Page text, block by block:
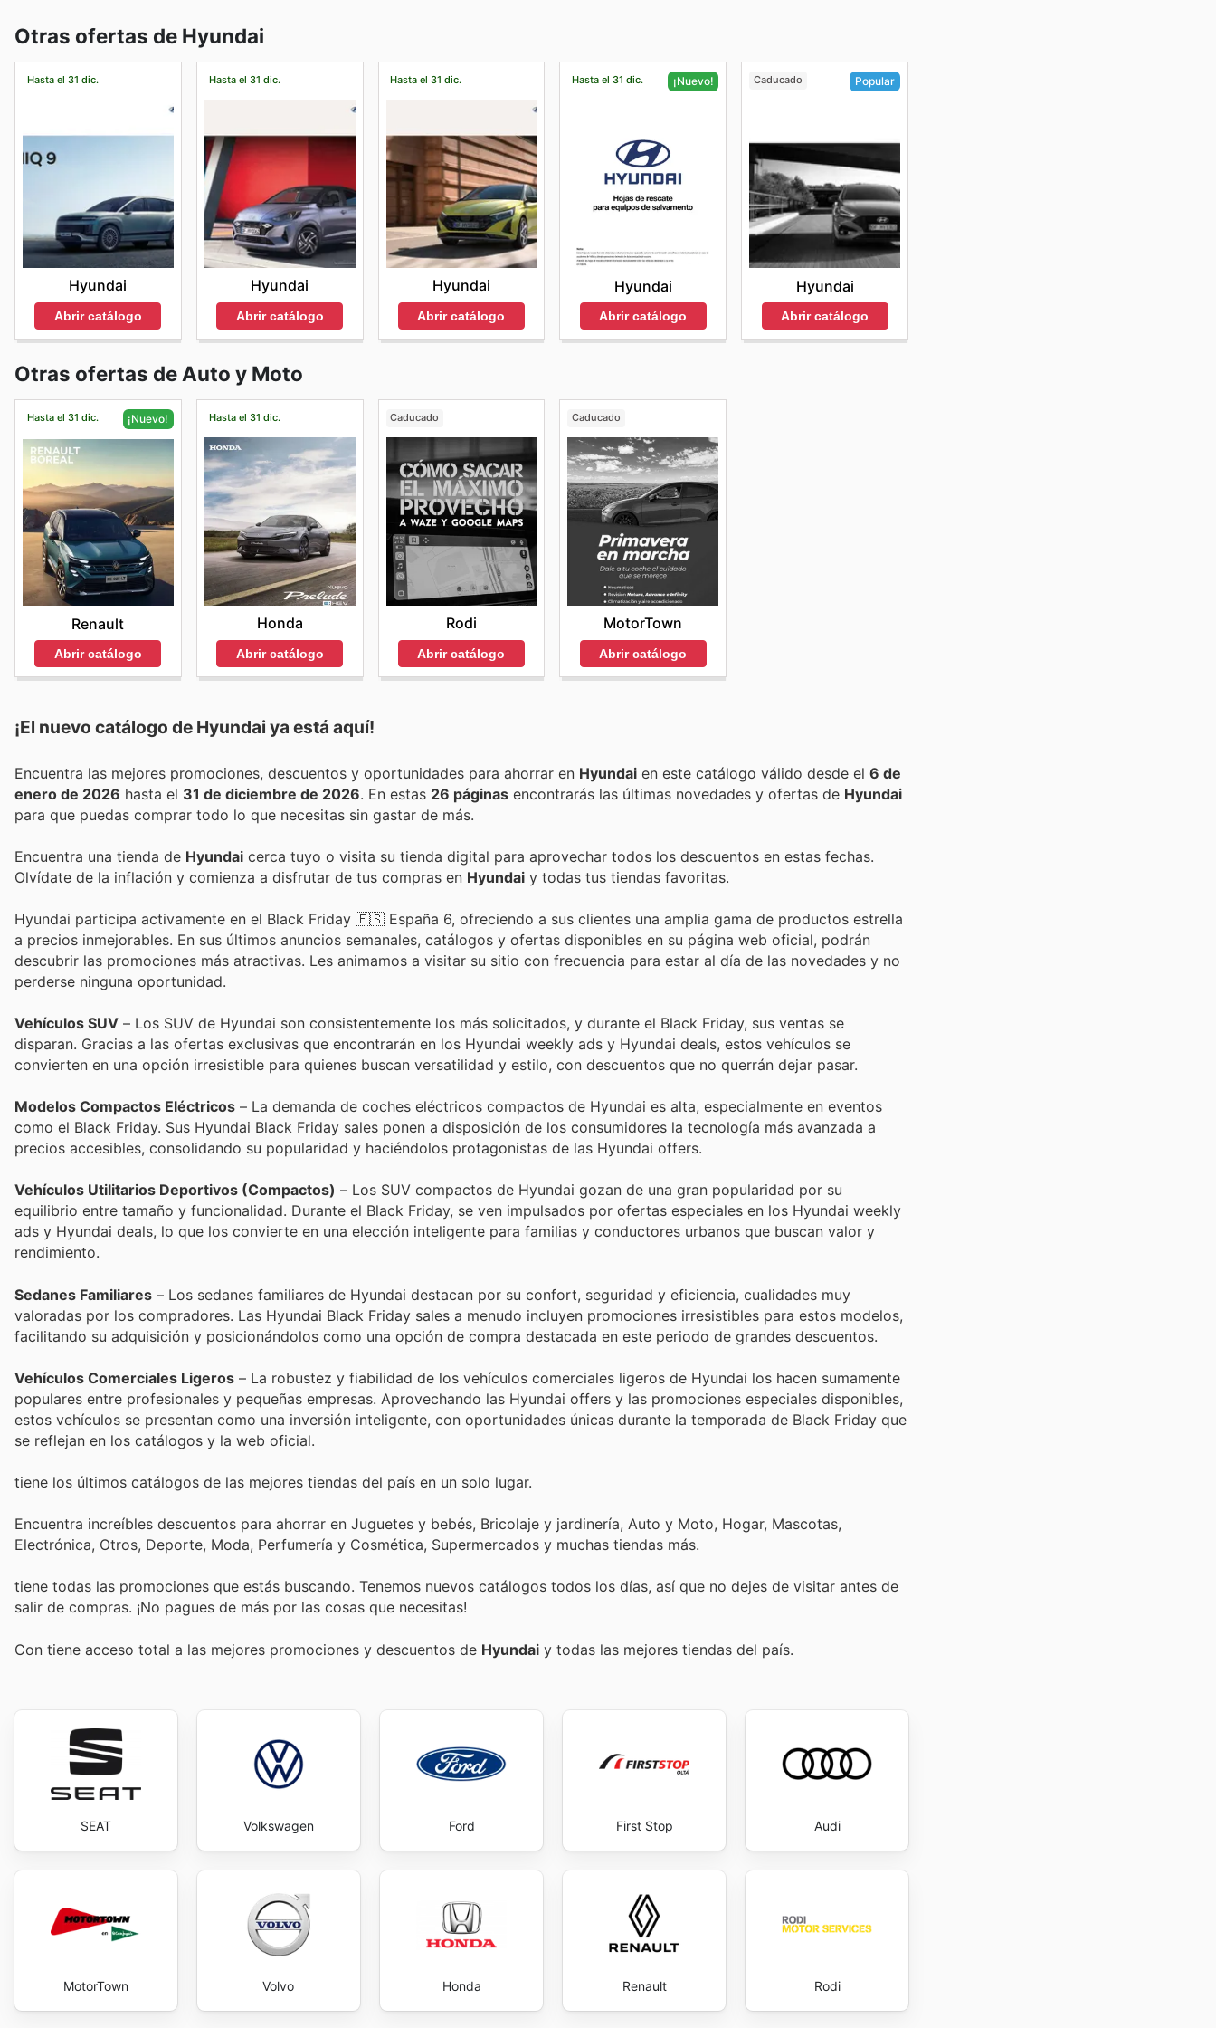
Otras ofertas de Hyundai
Hasta el 31 dic.
Hyundai
Abrir catálogo
Hasta el 31 dic.
Hyundai
Abrir catálogo
Hasta el 31 dic.
Hyundai
Abrir catálogo
Hasta el 31 dic. ¡Nuevo!
Hyundai
Abrir catálogo
Caducado Popular
Hyundai
Abrir catálogo
Otras ofertas de Auto y Moto
Hasta el 31 dic. ¡Nuevo!
Renault
Abrir catálogo
Hasta el 31 dic.
Honda
Abrir catálogo
Caducado
Rodi
Abrir catálogo
Caducado
MotorTown
Abrir catálogo
¡El nuevo catálogo de Hyundai ya está aquí!
Encuentra las mejores promociones, descuentos y oportunidades para ahorrar en Hyundai en este catálogo válido desde el 6 de
enero de 2026 hasta el 31 de diciembre de 2026 . En estas 26 páginas encontrarás las últimas novedades y ofertas de Hyundai
para que puedas comprar todo lo que necesitas sin gastar de más.
Encuentra una tienda de Hyundai cerca tuyo o visita su tienda digital para aprovechar todos los descuentos en estas fechas.
Olvídate de la inflación y comienza a disfrutar de tus compras en Hyundai y todas tus tiendas favoritas.
Hyundai participa activamente en el Black Friday 🇪🇸 España 6, ofreciendo a sus clientes una amplia gama de productos estrella
a precios inmejorables. En sus últimos anuncios semanales, catálogos y ofertas disponibles en su página web oficial, podrán
descubrir las promociones más atractivas. Les animamos a visitar su sitio con frecuencia para estar al día de las novedades y no
perderse ninguna oportunidad.
Vehículos SUV – Los SUV de Hyundai son consistentemente los más solicitados, y durante el Black Friday, sus ventas se
disparan. Gracias a las ofertas exclusivas que encontrarán en los Hyundai weekly ads y Hyundai deals, estos vehículos se
convierten en una opción irresistible para quienes buscan versatilidad y estilo, con descuentos que no querrán dejar pasar.
Modelos Compactos Eléctricos – La demanda de coches eléctricos compactos de Hyundai es alta, especialmente en eventos
como el Black Friday. Sus Hyundai Black Friday sales ponen a disposición de los consumidores la tecnología más avanzada a
precios accesibles, consolidando su popularidad y haciéndolos protagonistas de las Hyundai offers.
Vehículos Utilitarios Deportivos (Compactos) – Los SUV compactos de Hyundai gozan de una gran popularidad por su
equilibrio entre tamaño y funcionalidad. Durante el Black Friday, se ven impulsados por ofertas especiales en los Hyundai weekly
ads y Hyundai deals, lo que los convierte en una elección inteligente para familias y conductores urbanos que buscan valor y
rendimiento.
Sedanes Familiares – Los sedanes familiares de Hyundai destacan por su confort, seguridad y eficiencia, cualidades muy
valoradas por los compradores. Las Hyundai Black Friday sales a menudo incluyen promociones irresistibles para estos modelos,
facilitando su adquisición y posicionándolos como una opción de compra destacada en este periodo de grandes descuentos.
Vehículos Comerciales Ligeros – La robustez y fiabilidad de los vehículos comerciales ligeros de Hyundai los hacen sumamente
populares entre profesionales y pequeñas empresas. Aprovechando las Hyundai offers y las promociones especiales disponibles,
estos vehículos se presentan como una inversión inteligente, con oportunidades únicas durante la temporada de Black Friday que
se reflejan en los catálogos y la web oficial.
tiene los últimos catálogos de las mejores tiendas del país en un solo lugar.
Encuentra increíbles descuentos para ahorrar en Juguetes y bebés, Bricolaje y jardinería, Auto y Moto, Hogar, Mascotas,
Electrónica, Otros, Deporte, Moda, Perfumería y Cosmética, Supermercados y muchas tiendas más.
tiene todas las promociones que estás buscando. Tenemos nuevos catálogos todos los días, así que no dejes de visitar antes de
salir de compras. ¡No pagues de más por las cosas que necesitas!
Con tiene acceso total a las mejores promociones y descuentos de Hyundai y todas las mejores tiendas del país.
SEAT Volkswagen Ford First Stop Audi
MotorTown Volvo Honda Renault Rodi